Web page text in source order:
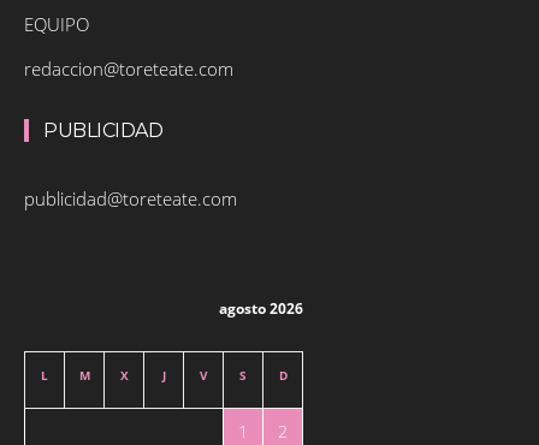
EQUIPO
redaccion@toreteate.com
PUBLICIDAD
publicidad@toreteate.com
agosto 2026
L M X J V S D
1
2